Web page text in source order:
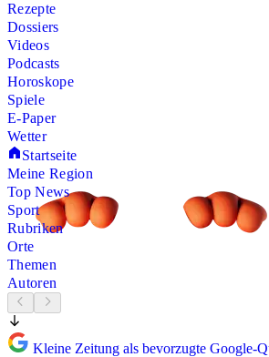
Rezepte
Dossiers
Videos
Podcasts
Horoskope
Spiele
E-Paper
Wetter
Startseite
Meine Region
Top News
Sport
Rubriken
Orte
Themen
Autoren
Kleine Zeitung als bevorzugte Google-